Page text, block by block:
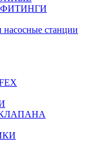
станции